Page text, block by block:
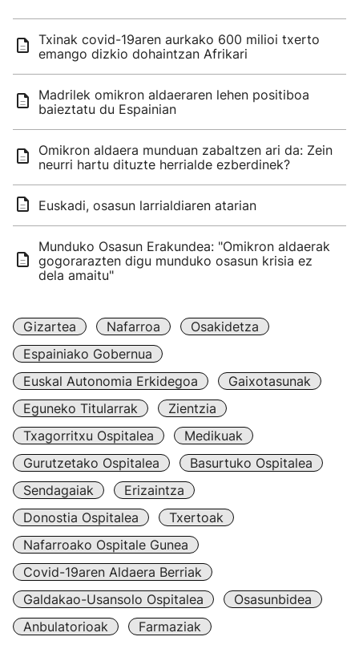
Txinak covid-19aren aurkako 600 milioi txerto
emango dizkio dohaintzan Afrikari
Madrilek omikron aldaeraren lehen positiboa
baieztatu du Espainian
Omikron aldaera munduan zabaltzen ari da: Zein
neurri hartu dituzte herrialde ezberdinek?
Euskadi, osasun larrialdiaren atarian
Munduko Osasun Erakundea: "Omikron aldaerak
gogorarazten digu munduko osasun krisia ez
dela amaitu"
Gizartea Nafarroa
Osakidetza
Espainiako Gobernua
Euskal Autonomia Erkidegoa
Gaixotasunak
Eguneko Titularrak
Zientzia
Txagorritxu Ospitalea
Medikuak
Gurutzetako Ospitalea
Basurtuko Ospitalea
Sendagaiak
Erizaintza
Donostia Ospitalea
Txertoak
Nafarroako Ospitale Gunea
Covid-19aren Aldaera Berriak
Galdakao-Usansolo Ospitalea
Osasunbidea
Anbulatorioak
Farmaziak